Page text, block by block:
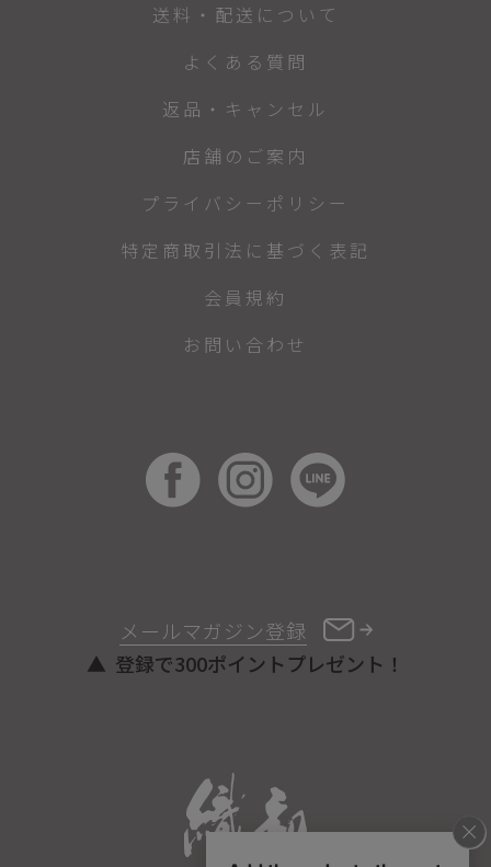
メールマガジン登録
登録で300ポイントプレゼント！
送料・配送について
よくある質問
返品・キャンセル
店舗のご案内
プライバシーポリシー
特定商取引法に基づく表記
会員規約
お問い合わせ